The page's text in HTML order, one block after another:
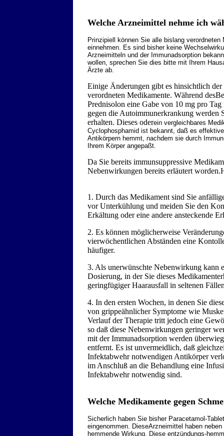
Welche Arzneimittel nehme ich
Prinzipiell können Sie alle bislang
einnehmen. Es sind bisher keine
Arzneimitteln und der Immunadsorption
wollen, sprechen Sie dies bitte mit Ihrem
Ärzte ab.
Einige Änderungen gibt es hinsichtlich
verordneten Medikamente. Während
Prednisolon eine Gabe von 10 mg pro
gegen die Autoimmunerkrankung werden
erhalten. Dieses oderein vergleichbares
Cyclophosphamid ist bekannt, daß es
Antikörpern hemmt, nachdem sie durch
Ihrem Körper angepaßt.
Da Sie bereits immunsuppressive
Nebenwirkungen bereits erläutert
1. Durch das Medikament sind Sie
vor Unterkühlung und meiden Sie den
Erkältung oder eine andere ansteckende
2. Es können möglicherweise
vierwöchentlichen Abständen eine
häufiger.
3. Als unerwünschte Nebenwirkung kann
Dosierung, in der Sie dieses
geringfügiger Haarausfall in seltenen
4. In den ersten Wochen, in denen Sie
von grippeähnlicher Symptome wie
Verlauf der Therapie tritt jedoch eine
so daß diese Nebenwirkungen geringer
mit der Immunadsorption werden
entfernt. Es ist unvermeidlich, daß
Infektabwehr notwendigen Antikörper
im Anschluß an die Behandlung eine
Infektabwehr notwendig sind.
Welche Medikamente gegen
Sicherlich haben Sie bisher Paracetamol-
eingenommen. DieseArzneimittel haben
hemmende Wirkung. Diese entzündungs-